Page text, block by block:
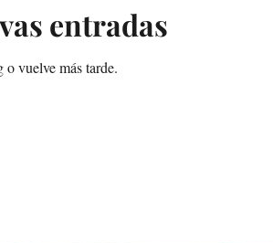
entradas
o vuelve más tarde.